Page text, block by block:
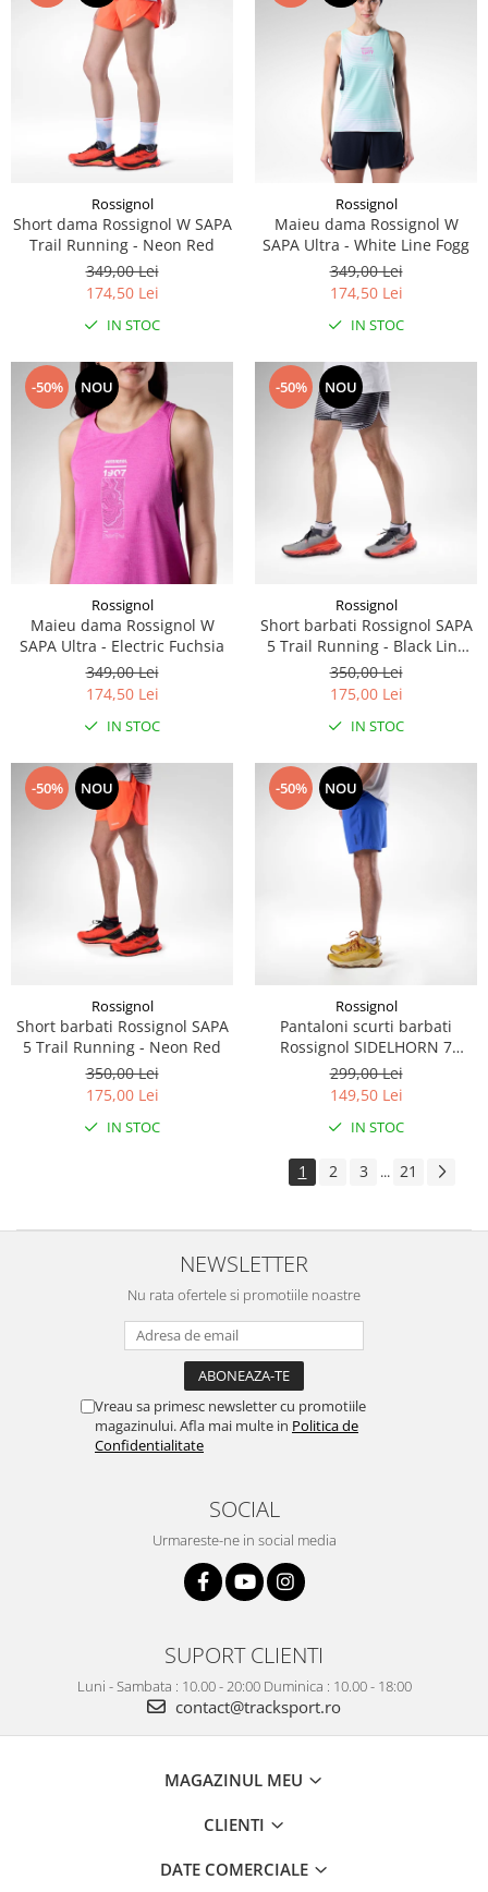
Rossignol
Short dama Rossignol W SAPA
Trail Running - Neon Red
349,00 Lei
174,50 Lei
IN STOC
Rossignol
Maieu dama Rossignol W
SAPA Ultra - White Line Fogg
349,00 Lei
174,50 Lei
IN STOC
-50% NOU
Rossignol
Maieu dama Rossignol W
SAPA Ultra - Electric Fuchsia
349,00 Lei
174,50 Lei
IN STOC
-50% NOU
Rossignol
Short barbati Rossignol SAPA
5 Trail Running - Black Line
Fogg
350,00 Lei
175,00 Lei
IN STOC
-50% NOU
Rossignol
Short barbati Rossignol SAPA
5 Trail Running - Neon Red
350,00 Lei
175,00 Lei
IN STOC
-50% NOU
Rossignol
Pantaloni scurti barbati
Rossignol SIDELHORN 7
Dazzle Blue
299,00 Lei
149,50 Lei
IN STOC
1 2 3 ... 21
NEWSLETTER
Nu rata ofertele si promotiile noastre
Vreau sa primesc newsletter cu promotiile
magazinului. Afla mai multe in Politica de
Confidentialitate
SOCIAL
Urmareste-ne in social media
SUPORT CLIENTI
Luni - Sambata : 10.00 - 20:00 Duminica : 10.00 - 18:00
contact@tracksport.ro
MAGAZINUL MEU
CLIENTI
DATE COMERCIALE